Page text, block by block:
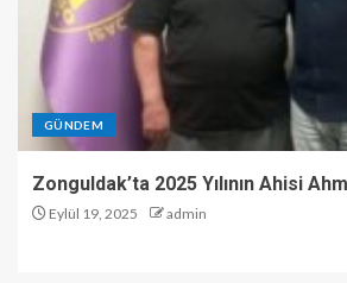
GÜNDEM
Zonguldak’ta 2025 Yılının Ahisi
Eylül 19, 2025 admin